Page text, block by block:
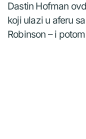
Dastin Hofman
koji ulazi u aferu
Robinson – i